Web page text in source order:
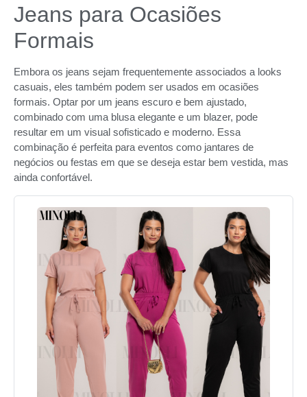
Jeans para Ocasiões
Formais
Embora os jeans sejam frequentemente associados a looks
casuais, eles também podem ser usados em ocasiões
formais. Optar por um jeans escuro e bem ajustado,
combinado com uma blusa elegante e um blazer, pode
resultar em um visual sofisticado e moderno. Essa
combinação é perfeita para eventos como jantares de
negócios ou festas em que se deseja estar bem vestida, mas
ainda confortável.